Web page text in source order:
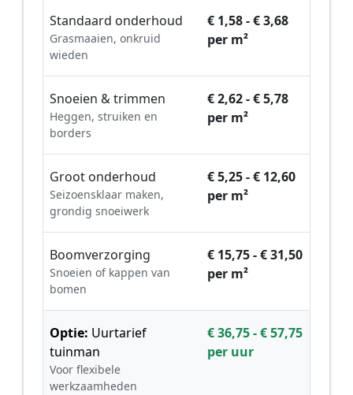
Standaard onderhoud
Grasmaaien, onkruid
wieden
€ 1,58 - € 3,68
per m²
Snoeien & trimmen
Heggen, struiken en
borders
€ 2,62 - € 5,78
per m²
Groot onderhoud
Seizoensklaar maken,
grondig snoeiwerk
€ 5,25 - € 12,60
per m²
Boomverzorging
Snoeien of kappen van
bomen
€ 15,75 - € 31,50
per m²
Optie: Uurtarief
tuinman
Voor flexibele
werkzaamheden
€ 36,75 - € 57,75
per uur